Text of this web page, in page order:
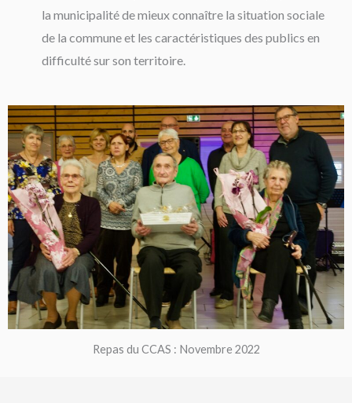
la municipalité de mieux connaître la situation sociale
de la commune et les caractéristiques des publics en
difficulté sur son territoire.
Repas du CCAS : Novembre 2022